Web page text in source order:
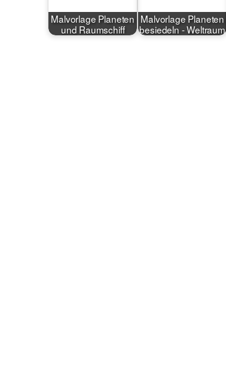
Malvorlage Planeten
und Raumschiff
Malvorlage Planeten
besiedeln - Weltraum